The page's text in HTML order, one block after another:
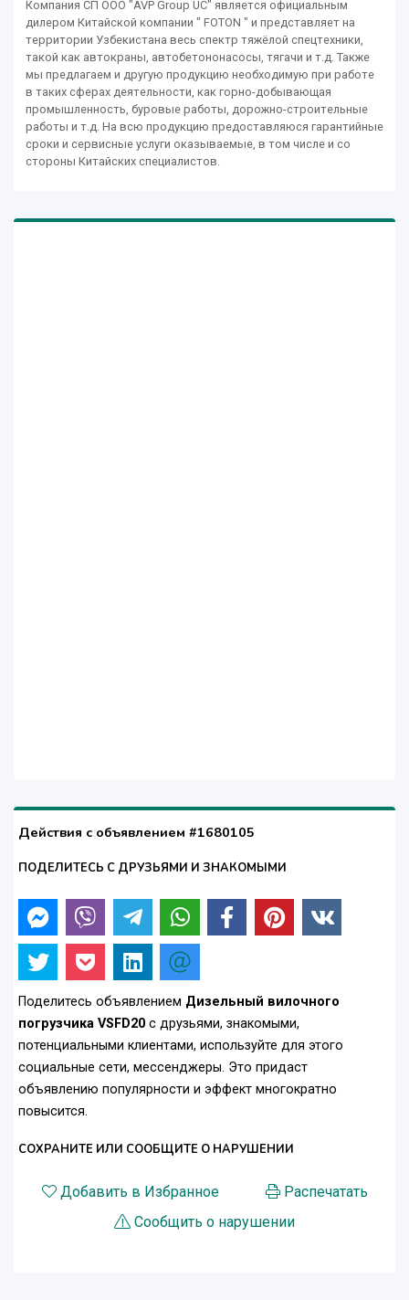
Компания СП ООО "AVP Group UC" является официальным
дилером Китайской компании " FOTON " и представляет на
территории Узбекистана весь спектр тяжёлой спецтехники,
такой как автокраны, автобетононасосы, тягачи и т.д. Также
мы предлагаем и другую продукцию необходимую при работе
в таких сферах деятельности, как горно-добывающая
промышленность, буровые работы, дорожно-строительные
работы и т.д. На всю продукцию предоставляюся гарантийные
сроки и сервисные услуги оказываемые, в том числе и со
стороны Китайских специалистов.
Действия с объявлением #1680105
ПОДЕЛИТЕСЬ С ДРУЗЬЯМИ И ЗНАКОМЫМИ
Поделитесь объявлением Дизельный вилочного
погрузчика VSFD20 с друзьями, знакомыми,
потенциальными клиентами, используйте для этого
социальные сети, мессенджеры. Это придаст
объявлению популярности и эффект многократно
повысится.
СОХРАНИТЕ ИЛИ СООБЩИТЕ О НАРУШЕНИИ
Добавить в Избранное
Распечатать
Сообщить о нарушении